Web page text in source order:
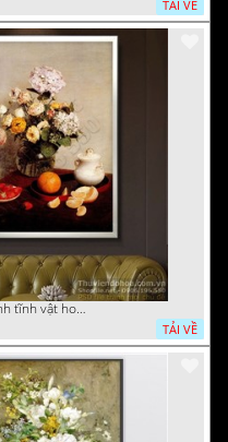
TẢI VỀ
Tranh tĩnh vật hoa quả sơn dầu trang trí phòng ngủ
TẢI VỀ